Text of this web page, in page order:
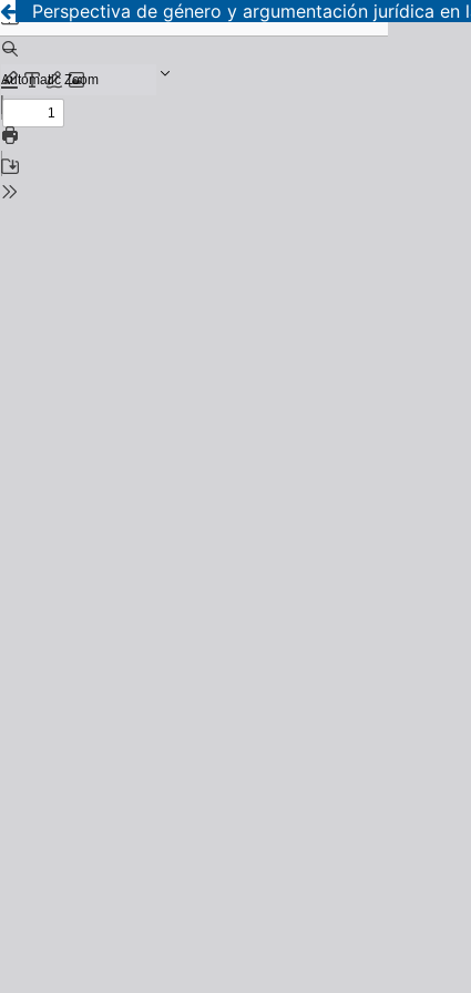
Perspectiva de género y argumentación jurídica